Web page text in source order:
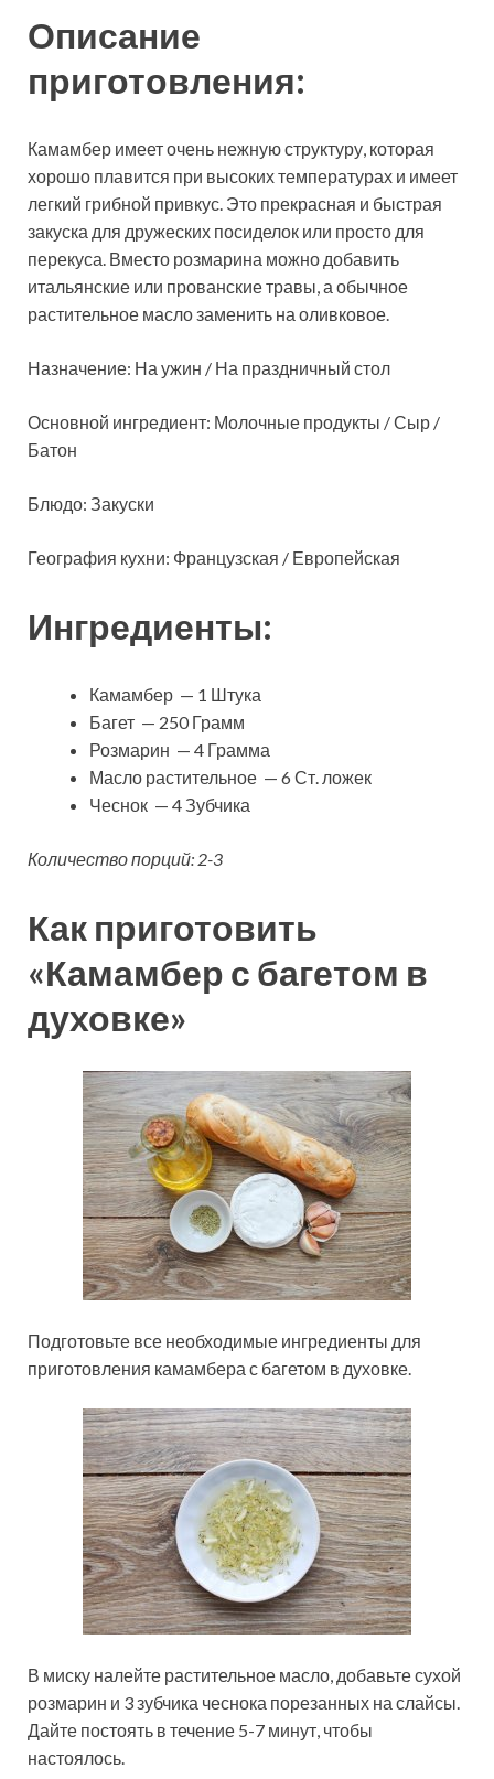
Описание
приготовления:
Камамбер имеет очень нежную структуру, которая
хорошо плавится при высоких температурах и имеет
легкий грибной привкус. Это прекрасная и быстрая
закуска для дружеских посиделок или просто для
перекуса. Вместо розмарина можно добавить
итальянские или прованские травы, а обычное
растительное масло заменить на оливковое.
Назначение: На ужин / На праздничный стол
Основной ингредиент: Молочные продукты / Сыр /
Батон
Блюдо: Закуски
География кухни: Французская / Европейская
Ингредиенты:
Камамбер — 1 Штука
Багет — 250 Грамм
Розмарин — 4 Грамма
Масло растительное — 6 Ст. ложек
Чеснок — 4 Зубчика
Количество порций: 2-3
Как приготовить
«Камамбер с багетом в
духовке»
Подготовьте все необходимые ингредиенты для
приготовления камамбера с багетом в духовке.
В миску налейте растительное масло, добавьте сухой
розмарин и 3 зубчика чеснока порезанных на слайсы.
Дайте постоять в течение 5-7 минут, чтобы
настоялось.